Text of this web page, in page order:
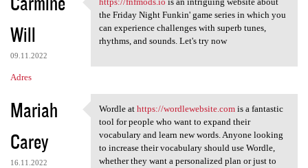
Will
09.11.2022
Adres
https://fnfmods.io is an
the Friday Night Funkin' game series in which you
can experience challenges with superb tunes,
rhythms, and sounds. Let's try now
Mariah
Carey
16.11.2022
Wordle at https:/
Wordle at https://wordlewebsite.comis a fantastic
tool for people who want to expand their
vocabulary and learn new words. Anyone looking
to increase their vocabulary should use Wordle,
whether they want a personalized plan or just to